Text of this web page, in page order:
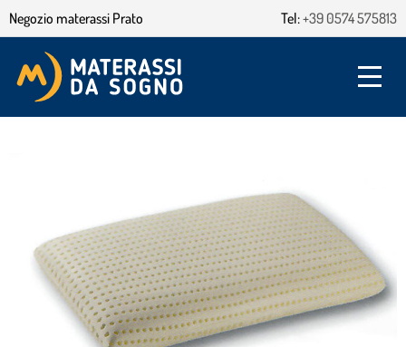
Negozio materassi Prato Tel:+39 0574 575813